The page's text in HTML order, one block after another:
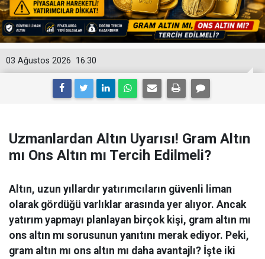
16:30
03 Ağustos 2026
Uzmanlardan Altın Uyarısı! Gram Altın
mı Ons Altın mı Tercih Edilmeli?
Altın, uzun yıllardır yatırımcıların güvenli liman
olarak gördüğü varlıklar arasında yer alıyor. Ancak
yatırım yapmayı planlayan birçok kişi, gram altın mı
ons altın mı sorusunun yanıtını merak ediyor. Peki,
gram altın mı ons altın mı daha avantajlı? İşte iki